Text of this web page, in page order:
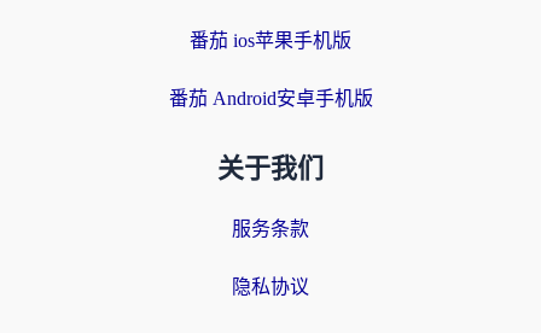
番茄 ios苹果手机版
番茄 Android安卓手机版
关于我们
服务条款
隐私协议